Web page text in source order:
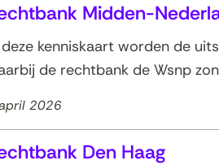
Midden-
deze kenniskaart worden de
de rechtbank de Wsnp
2026
Den Haag